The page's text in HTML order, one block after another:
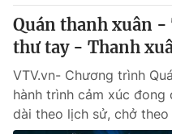
Quán thanh xuân -
thư tay - Thanh
VTV.vn- Chương trình
hành trình cảm xúc
dài theo lịch sử, chở